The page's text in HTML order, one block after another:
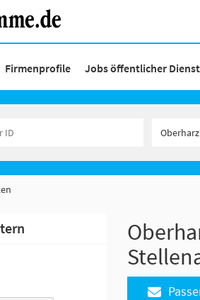
Firmenprofile Jobs öffentlicher Dienst